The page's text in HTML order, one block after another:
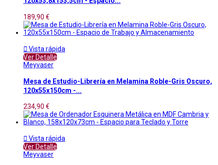
189,90 €
 Vista rápida
Ver Detalle
Meyvaser
Mesa de Estudio-Librería en Melamina Roble-Gris Oscuro,
120x55x150cm -...
234,90 €
 Vista rápida
Ver Detalle
Meyvaser